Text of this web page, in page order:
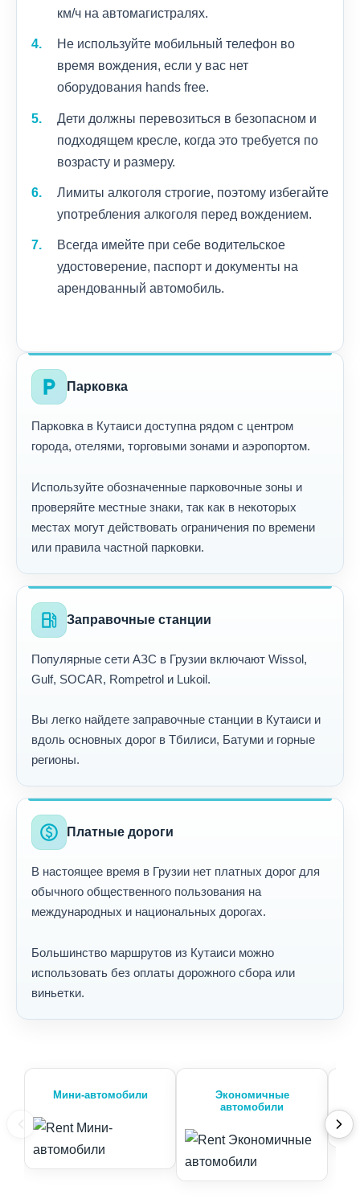
км/ч на автомагистралях.
Не используйте мобильный телефон во
время вождения, если у вас нет
оборудования hands free.
Дети должны перевозиться в безопасном и
подходящем кресле, когда это требуется по
возрасту и размеру.
Лимиты алкоголя строгие, поэтому избегайте
употребления алкоголя перед вождением.
Всегда имейте при себе водительское
удостоверение, паспорт и документы на
арендованный автомобиль.
local_parking Парковка
Парковка в Кутаиси доступна рядом с центром
города, отелями, торговыми зонами и аэропортом.
Используйте обозначенные парковочные зоны и
проверяйте местные знаки, так как в некоторых
местах могут действовать ограничения по времени
или правила частной парковки.
local_gas_station Заправочные станции
Популярные сети АЗС в Грузии включают Wissol,
Gulf, SOCAR, Rompetrol и Lukoil.
Вы легко найдете заправочные станции в Кутаиси и
вдоль основных дорог в Тбилиси, Батуми и горные
регионы.
paid Платные дороги
В настоящее время в Грузии нет платных дорог для
обычного общественного пользования на
международных и национальных дорогах.
Большинство маршрутов из Кутаиси можно
использовать без оплаты дорожного сбора или
виньетки.
Мини-автомобили
Экономичные
автомобили